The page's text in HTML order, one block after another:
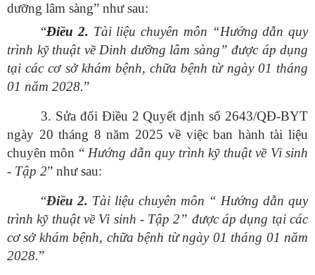
dưỡng lâm sàng” như sau:
“Điều 2. Tài liệu chuyên môn “Hướng dẫn quy
trình kỹ thuật về Dinh dưỡng lâm sàng” được áp dụng
tại các cơ sở khám bệnh, chữa bệnh từ ngày 01 tháng
01 năm 2028.”
3. Sửa đổi Điều 2 Quyết định số 2643/QĐ-BYT
ngày 20 tháng 8 năm 2025 về việc ban hành tài liệu
chuyên môn “Hướng dẫn quy trình kỹ thuật về Vi sinh
- Tập 2” như sau:
“Điều 2. Tài liệu chuyên môn “ Hướng dẫn quy
trình kỹ thuật về Vi sinh - Tập 2” được áp dụng tại các
cơ sở khám bệnh, chữa bệnh từ ngày 01 tháng 01 năm
2028.”